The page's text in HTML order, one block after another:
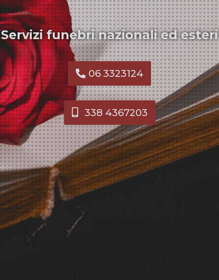
Servizi funebri nazionali ed esteri
06 3323124
338 4367203